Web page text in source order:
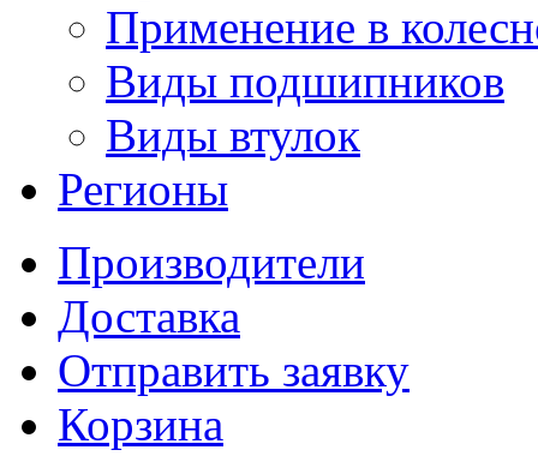
Применение в
Виды подшипников
Виды втулок
Регионы
Производители
Доставка
Отправить заявку
Корзина